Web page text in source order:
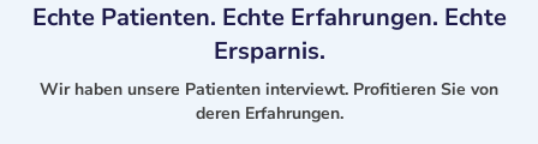
Echte Patienten. Echte Erfahrungen. Echte
Ersparnis.
Wir haben unsere Patienten interviewt. Profitieren Sie von
deren Erfahrungen.